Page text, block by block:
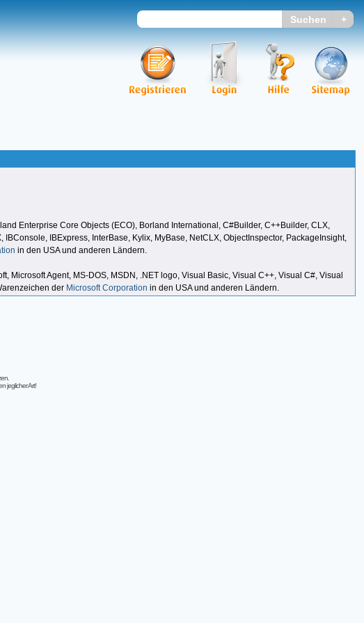
Enterprise Core Objects (ECO), Borland International, C#Builder, C++Builder, CLX,
IBExpress, InterBase, Kylix, MyBase, NetCLX, ObjectInspector, PackageInsight,
in den USA und anderen Ländern.
Microsoft Agent, MS-DOS, MSDN, .NET logo, Visual Basic, Visual C++, Visual C#, Visual
der Microsoft Corporation in den USA und anderen Ländern.
jeglicher Art!